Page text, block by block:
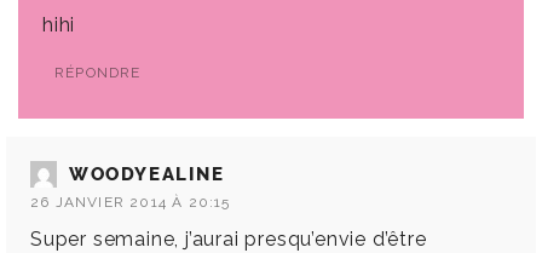
hihi
RÉPONDRE
WOODYEALINE
26 JANVIER 2014 À 20:15
Super semaine, j’aurai presqu’envie d’être